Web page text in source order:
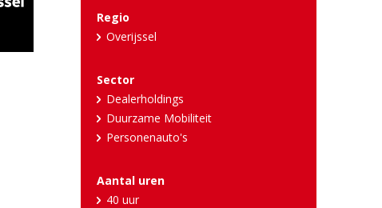
Regio
Overijssel
Sector
Dealerholdings
Duurzame Mobiliteit
Personenauto's
Aantal uren
40 uur